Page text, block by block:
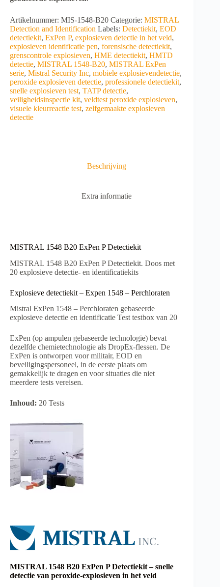
Artikelnummer: MIS-1548-B20 Categorie: MISTRAL
Detection and Identification Labels: Detectiekit, EOD
detectiekit, ExPen P, explosieven detectie in het veld,
explosieven identificatie pen, forensische detectiekit,
grenscontrole explosieven, HME detectiekit, HMTD
detectie, MISTRAL 1548-B20, MISTRAL ExPen
serie, Mistral Security Inc, mobiele explosievendetectie,
peroxide explosieven detectie, professionele detectiekit,
snelle explosieven test, TATP detectie,
veiligheidsinspectie kit, veldtest peroxide explosieven,
visuele kleurreactie test, zelfgemaakte explosieven
detectie
Beschrijving
Extra informatie
MISTRAL 1548 B20 ExPen P Detectiekit
MISTRAL 1548 B20 ExPen P Detectiekit. Doos met
20 explosieve detectie- en identificatiekits
Explosieve detectiekit – Expen 1548 – Perchloraten
Mistral ExPen 1548 – Perchloraten gebaseerde
explosieve detectie en identificatie Test testbox van 20
ExPen (op ampulen gebaseerde technologie) bevat
dezelfde chemietechnologie als DropEx-flessen. De
ExPen is ontworpen voor militair, EOD en
beveiligingspersoneel, in de eerste plaats om
gemakkelijk te dragen en voor situaties die niet
meerdere tests vereisen.
Inhoud: 20 Tests
MISTRAL 1548 B20 ExPen P Detectiekit – snelle
detectie van peroxide-explosieven in het veld